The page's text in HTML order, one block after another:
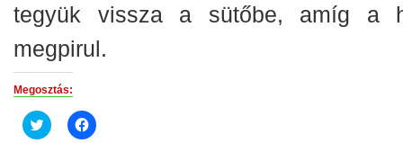
tegyük vissza a sütőbe, amíg a
megpirul.
Megosztás:
Click
to
Click
to